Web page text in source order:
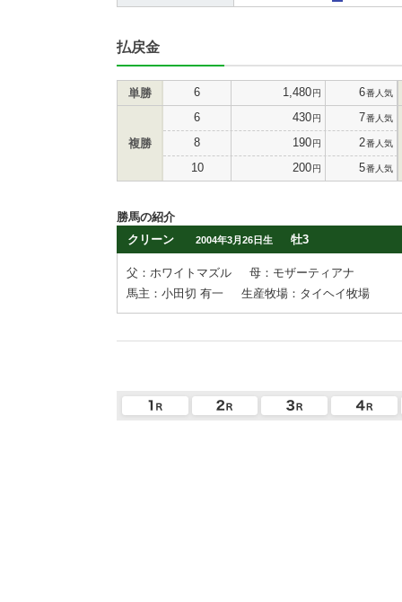
払戻金
単勝 6 1,480円 6番人気
複勝
6 430円 7番人気
8 190円 2番人気
10 200円 5番人気
勝馬の紹介
クリーン
2004年3月26日生 牡3
父：ホワイトマズル
母：モザーティアナ
馬主：小田切 有一
生産牧場：タイヘイ牧場